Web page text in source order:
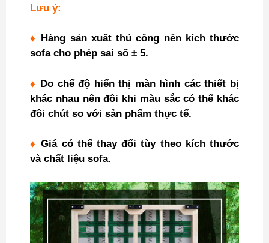
Lưu ý:
♦
Hàng sản xuất thủ công nên kích thước
sofa cho phép sai số ± 5.
♦ Do chế độ hiển thị màn hình các thiết bị
khác nhau nên đôi khi màu sắc có thể khác
đôi chút so với sản phẩm thực tế.
♦ Giá có thể thay đổi tùy theo kích thước
và chất liệu sofa.